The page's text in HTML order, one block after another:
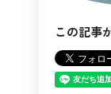
この記事